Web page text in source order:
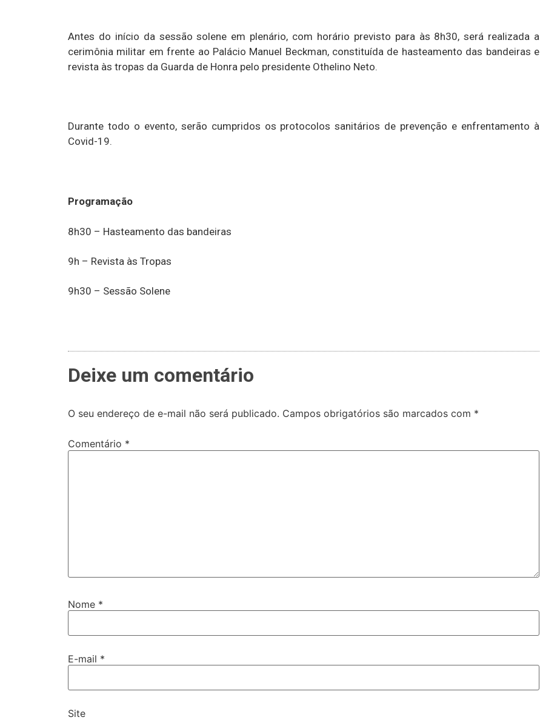
Antes do início da sessão solene em plenário, com horário previsto para às 8h30, será realizada a
cerimônia militar em frente ao Palácio Manuel Beckman, constituída de hasteamento das bandeiras e
revista às tropas da Guarda de Honra pelo presidente Othelino Neto.
Durante todo o evento, serão cumpridos os protocolos sanitários de prevenção e enfrentamento à
Covid-19.
Programação
8h30 – Hasteamento das bandeiras
9h – Revista às Tropas
9h30 – Sessão Solene
Deixe um comentário
O seu endereço de e-mail não será publicado. Campos obrigatórios são marcados com *
Comentário *
Nome *
E-mail *
Site